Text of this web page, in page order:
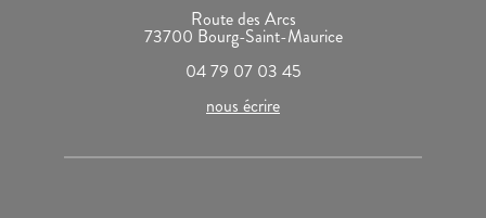
Route des Arcs
73700 Bourg-Saint-Maurice
04 79 07 03 45
nous écrire